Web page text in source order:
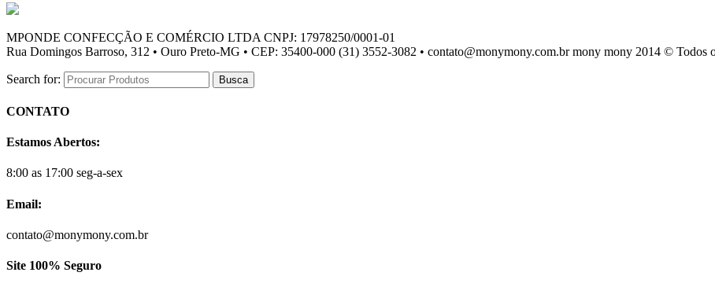
MPONDE CONFECÇÃO E COMÉRCIO LTDA CNPJ: 17978250/0001-01
Rua Domingos Barroso, 312 • Ouro Preto-MG • CEP: 35400-000 (31) 3552-3082 • contato@monymony.com.br mony mony 2014 © Todos
Search for:
CONTATO
Estamos Abertos:
8:00 as 17:00 seg-a-sex
Email:
contato@monymony.com.br
Site 100% Seguro